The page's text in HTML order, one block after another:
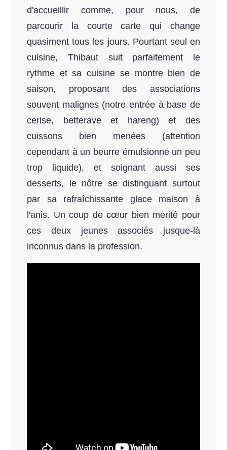
d'accueillir comme, pour nous, de
parcourir la courte carte qui change
quasiment tous les jours. Pourtant seul en
cuisine, Thibaut suit parfaitement le
rythme et sa cuisine se montre bien de
saison, proposant des associations
souvent malignes (notre entrée à base de
cerise, betterave et hareng) et des
cuissons bien menées (attention
cependant à un beurre émulsionné un peu
trop liquide), et soignant aussi ses
desserts, le nôtre se distinguant surtout
par sa rafraîchissante glace maison à
l'anis. Un coup de cœur bien mérité pour
ces deux jeunes associés jusque-là
inconnus dans la profession.